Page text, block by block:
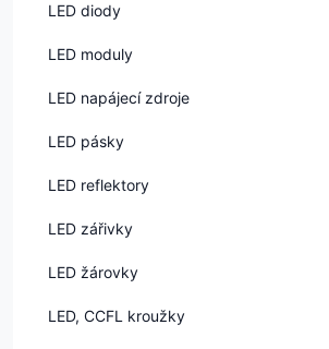
LED diody
LED moduly
LED napájecí zdroje
LED pásky
LED reflektory
LED zářivky
LED žárovky
LED, CCFL kroužky